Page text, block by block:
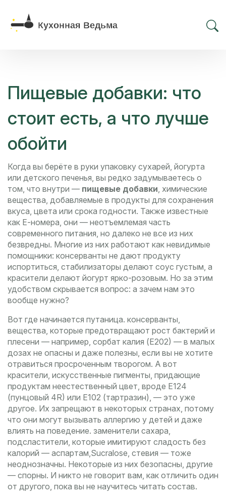
Пищевые добавки: что
стоит есть, а что лучше
обойти
Когда вы берёте в руки упаковку сухарей, йогурта
или детского печенья, вы редко задумываетесь о
том, что внутри — пищевые добавки, химические
вещества, добавляемые в продукты для сохранения
вкуса, цвета или срока годности. Также известные
как Е-номера, они — неотъемлемая часть
современного питания, но далеко не все из них
безвредны. Многие из них работают как невидимые
помощники: консерванты не дают продукту
испортиться, стабилизаторы делают соус густым, а
красители делают йогурт ярко-розовым. Но за этим
удобством скрывается вопрос: а зачем нам это
вообще нужно?
Вот где начинается путаница. консерванты,
вещества, которые предотвращают рост бактерий и
плесени — например, сорбат калия (Е202) — в малых
дозах не опасны и даже полезны, если вы не хотите
отравиться просроченным творогом. А вот
красители, искусственные пигменты, придающие
продуктам неестественный цвет, вроде E124
(пунцовый 4R) или E102 (тартразин), — это уже
другое. Их запрещают в некоторых странах, потому
что они могут вызывать аллергию у детей и даже
влиять на поведение. заменители сахара,
подсластители, которые имитируют сладость без
калорий — аспартам,Sucralose, стевия — тоже
неоднозначны. Некоторые из них безопасны, другие
— спорны. И никто не говорит вам, как отличить один
от другого, пока вы не научитесь читать состав.